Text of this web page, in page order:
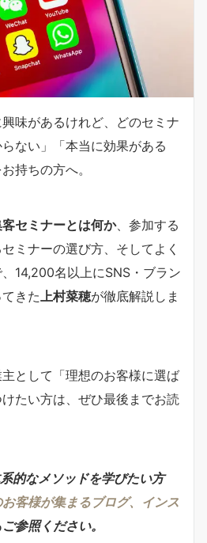
興味があるけれど、どのセミナ
ない」「本当に効果がある
持ちの方へ。
セミナーとは何か、参加する
ミナーの選び方、そしてよく
14,200名以上にSNS・ブラン
きた上村菜穂が徹底解説しま
として「理想のお客様に選ば
たい方は、ぜひ最後までお読
的なメソッドを学びたい方
客様が集まるブログ、インス
参照ください。